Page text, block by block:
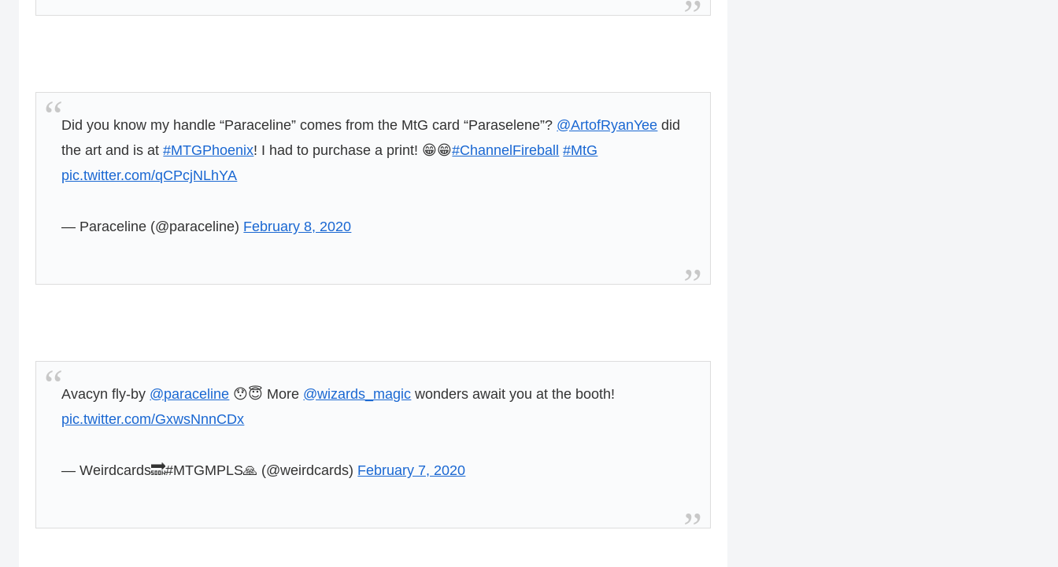
Did you know my handle “Paraceline” comes from the MtG card “Paraselene”? @ArtofRyanYee did
the art and is at#MTGPhoenix! I had to purchase a print! 😁😁#ChannelFireball
#MtG
pic.twitter.com/qCPcjNLhYA
— Paraceline (@paraceline) February 8, 2020
Avacyn fly-by @paraceline 😯😇 More @wizards_magic wonders await you at the booth!
pic.twitter.com/GxwsNnnCDx
— Weirdcards🔜#MTGMPLS🙏 (@weirdcards) February 7, 2020